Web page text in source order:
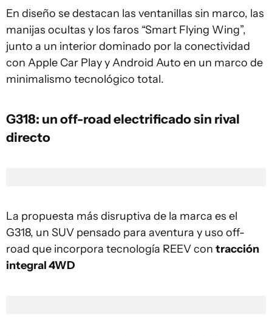
En diseño se destacan las ventanillas sin marco, las
manijas ocultas y los faros “Smart Flying Wing”,
junto a un interior dominado por la conectividad
con Apple Car Play y Android Auto en un marco de
minimalismo tecnológico total.
G318: un off-road electrificado sin rival
directo
La propuesta más disruptiva de la marca es el
G318, un SUV pensado para aventura y uso off-
road que incorpora tecnología REEV con tracción
integral 4WD